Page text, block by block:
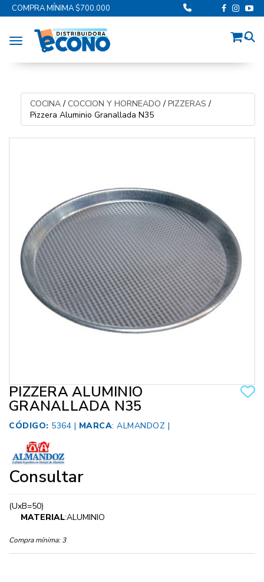
COMPRA MÍNIMA $700.000
Toggle navigation
COCINA/ COCCION Y HORNEADO / PIZZERAS /
Pizzera Aluminio Granallada N35
PIZZERA ALUMINIO
GRANALLADA N35
CÓDIGO: 5364 | MARCA: ALMANDOZ |
Consultar
(UxB=50)
MATERIAL:ALUMINIO
Compra mínima: 3